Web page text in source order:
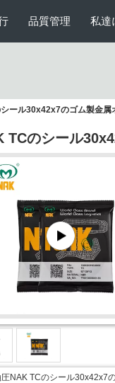
品質管理 私達
ール30x42x7のゴム製金属
TCのシール
NAK TCのシール30x42x7